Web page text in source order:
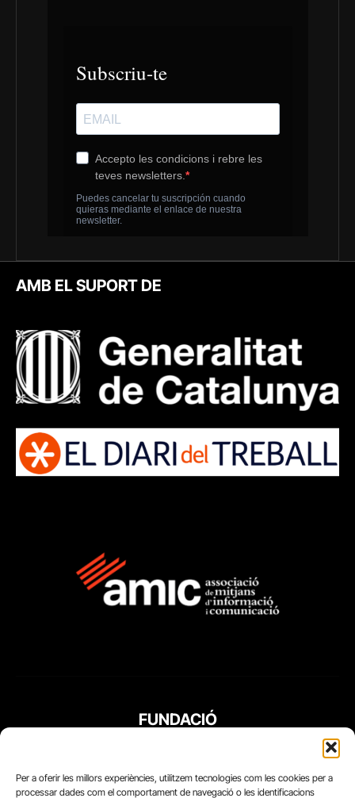
Per a oferir les millors experiències, utilitzem tecnologies com les cookies per a
processar dades com el comportament de navegació o les identificacions
AMB EL SUPORT DE
FUNDACIÓ